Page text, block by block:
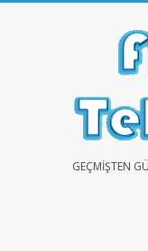
FREEGEÇMIŞTEN